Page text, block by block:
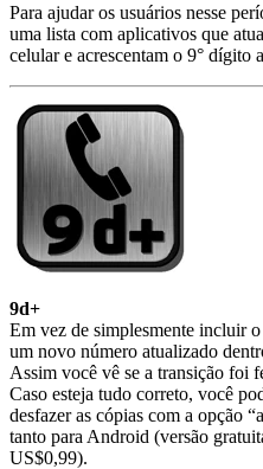
Para ajudar os usuários nesse
uma lista com aplicativos que
celular e acrescentam o 9° dígito
9d+
Em vez de simplesmente incluir
um novo número atualizado
Assim você vê se a transição foi
Caso esteja tudo correto, você
desfazer as cópias com a opção
tanto para Android (versão
US$0,99).